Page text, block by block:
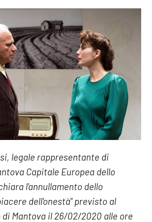
legale rappresentante di
Capitale Europea dello
l'annullamento dello
dell'onestà" previsto al
di Mantova il 26/02/2020 alle ore